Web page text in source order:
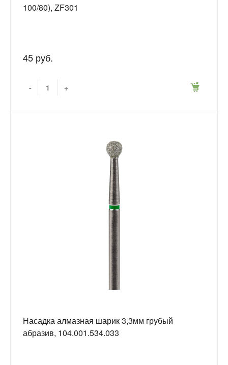
100/80), ZF301
45 руб.
- +
Насадка алмазная шарик 3,3мм грубый
абразив, 104.001.534.033